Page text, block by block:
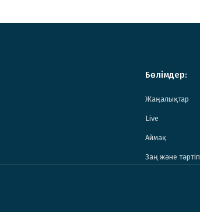
Бөлімдер:
Жаңалықтар
Live
Аймақ
Заң және тәртіп